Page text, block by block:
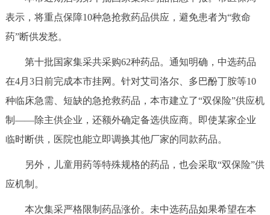
政务公开
市领导
决策公开
政务服务
个人服务 法人服务 部门服务
便民服务 利企服务 投资项目
表示，将重点保障10种急抢救药品供应，避免患者为“救命
药”断供发愁。
第十批国家集采共采购62种药品。通知明确，中选药品
在4月3日前完成本市挂网。针对艾司洛尔、多巴酚丁胺等10
种临床急需、短缺的急抢救药品，本市建立了“双保险”供应机
制——除主供企业，还额外确定备选供应商。即使某家企业
临时断供，医院也能立即调换其他厂家的同款药品。
另外，儿童用药等特殊规格的药品，也会采取“双保险”供
应机制。
本次集采严格限制药品涨价。未中选药品如果希望在本